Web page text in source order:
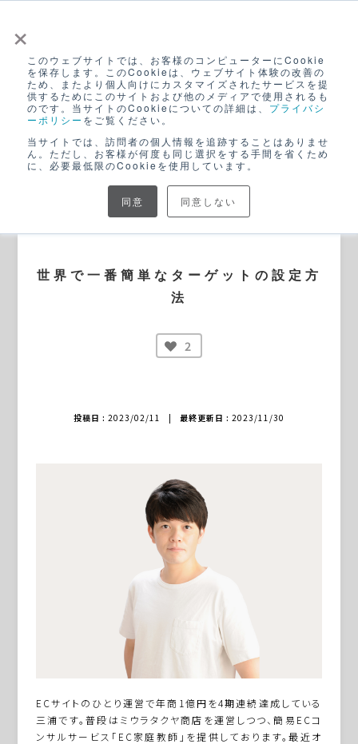
×
このウェブサイトでは、お客様のコンピューターにCookie
を保存します。このCookieは、ウェブサイト体験の改善の
ため、またより個人向けにカスタマイズされたサービスを提
供するためにこのサイトおよび他のメディアで使用されるも
のです。当サイトのCookieについての詳細は、 プライバシ
ーポリシー をご覧ください。
当サイトでは、訪問者の個人情報を追跡することはありませ
ん。ただし、お客様が何度も同じ選択をする手間を省くため
に、必要最低限のCookieを使用しています。
同意 同意しない
ログイン
無料アカウント登録
世界で一番簡単なターゲットの設定方
法
2
投稿日 : 2023/02/11 | 最終更新日 : 2023/11/30
ECサイトのひとり運営で年商1億円を4期連続達成している
三浦です。普段はミウラタクヤ商店を運営しつつ、簡易ECコ
ンサルサービス「EC家庭教師」を提供しております。最近オ